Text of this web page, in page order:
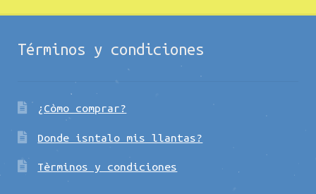
Términos y condiciones
¿Còmo comprar?
Donde isntalo mis llantas?
Tèrminos y condiciones